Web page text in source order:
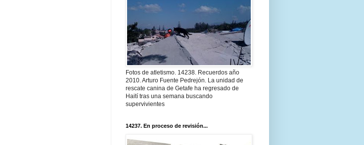
Fotos de atletismo. 14238. Recuerdos año
2010. Arturo Fuente Pedrejón. La unidad de
rescate canina de Getafe ha regresado de
Haití tras una semana buscando
supervivientes
14237. En proceso de revisión...